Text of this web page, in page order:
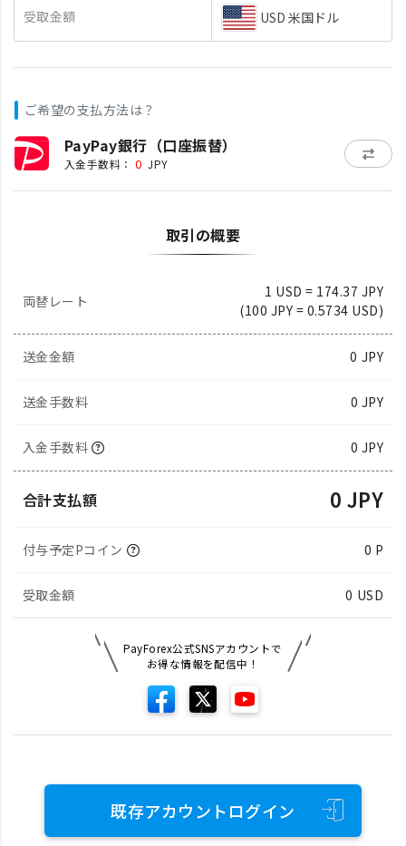
受取金額 USD 米国ドル
ご希望の支払方法は？
PayPay銀行（口座振替）
入金手数料： 0 JPY
取引の概要
両替レート
1 USD = 174.37 JPY
(100 JPY = 0.5734 USD)
送金金額 0 JPY
送金手数料 0 JPY
入金手数料 0 JPY
合計支払額 0 JPY
付与予定Pコイン 0 P
受取金額 0 USD
PayForex公式SNSアカウントで
お得な情報を配信中！
既存アカウントログイン